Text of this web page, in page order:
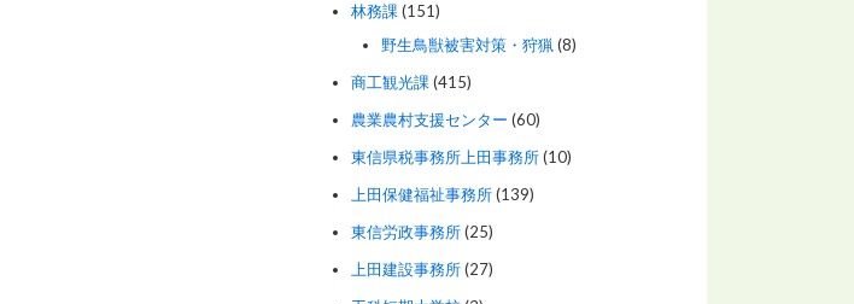
林務課(151)
野生鳥獣被害対策・狩猟(8)
商工観光課(415)
農業農村支援センター (60)
東信県税事務所上田事務所(10)
上田保健福祉事務所(139)
東信労政事務所(25)
上田建設事務所(27)